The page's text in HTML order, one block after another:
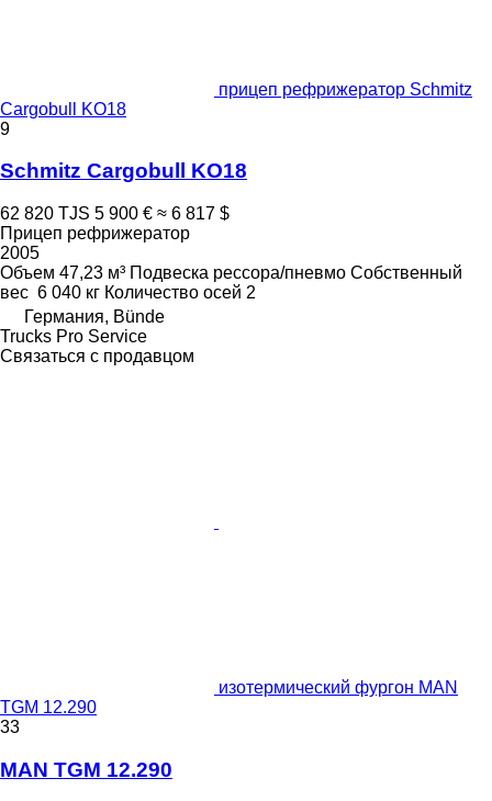
прицеп рефрижератор Schmitz
Cargobull KO18
9
Schmitz Cargobull KO18
62 820 TJS 5 900 € ≈ 6 817 $
Прицеп рефрижератор
2005
Объем 47,23 м³ Подвеска рессора/пневмо Собственный
вес 6 040 кг Количество осей 2
Германия, Bünde
Trucks Pro Service
Связаться с продавцом
изотермический фургон MAN
TGM 12.290
33
MAN TGM 12.290